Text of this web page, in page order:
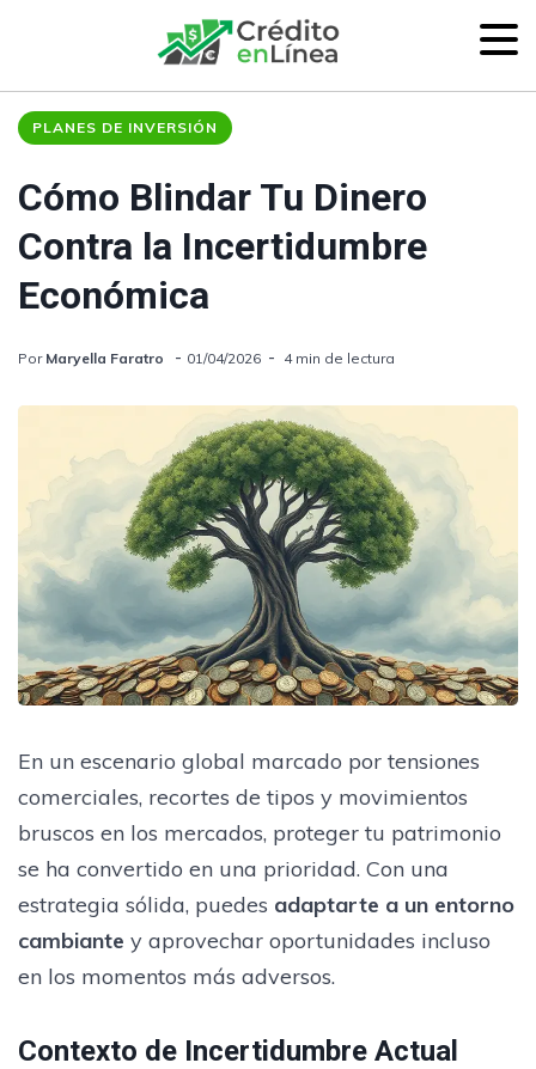
PLANES DE INVERSIÓN
Cómo Blindar Tu Dinero
Contra la Incertidumbre
Económica
Por Maryella Faratro 01/04/2026 4 min de lectura
En un escenario global marcado por tensiones
comerciales, recortes de tipos y movimientos
bruscos en los mercados, proteger tu patrimonio
se ha convertido en una prioridad. Con una
estrategia sólida, puedes adaptarte a un entorno
cambiante y aprovechar oportunidades incluso
en los momentos más adversos.
Contexto de Incertidumbre Actual